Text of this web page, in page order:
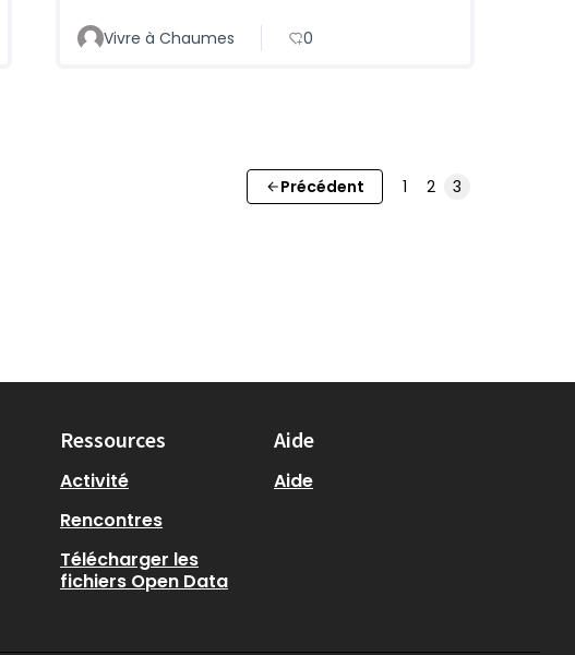
Vivre à Chaumes 0
Précédent 1 2 3
Ressources
Activité
Rencontres
Télécharger les
fichiers Open Data
Aide
Aide